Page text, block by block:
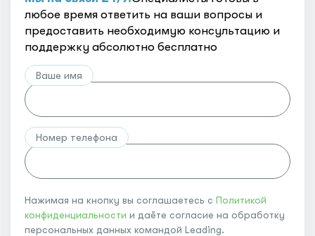
любое время ответить на ваши вопросы и
предоставить необходимую консультацию и
поддержку абсолютно бесплатно
Ваше имя
Номер телефона
Нажимая на кнопку вы соглашаетесь с Политикой
конфиденциальности и даёте согласие на обработку
персональных данных командой Leading.